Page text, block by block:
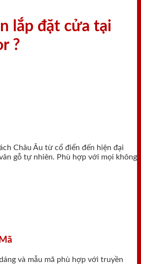
lắp đặt cửa tại
?
Châu Âu từ cổ điển đến hiện đại
gỗ tự nhiên. Phù hợp với mọi không
và mẫu mã phù hợp với truyền